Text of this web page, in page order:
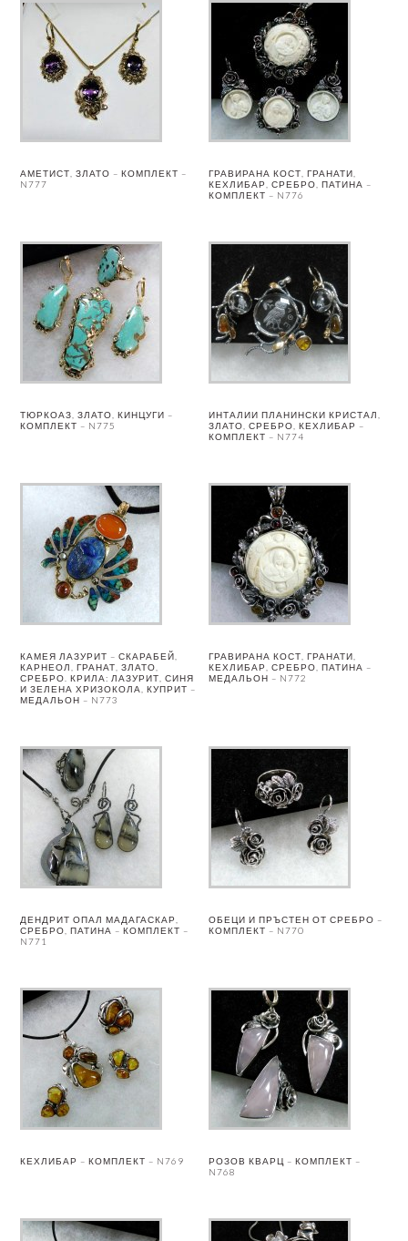
АМЕТИСТ, ЗЛАТО – КОМПЛЕКТ –
N777
ГРАВИРАНА КОСТ, ГРАНАТИ,
КЕХЛИБАР, СРЕБРО, ПАТИНА –
КОМПЛЕКТ – N776
ТЮРКОАЗ, ЗЛАТО, КИНЦУГИ –
КОМПЛЕКТ – N775
ИНТАЛИИ ПЛАНИНСКИ КРИСТАЛ,
ЗЛАТО, СРЕБРО, КЕХЛИБАР –
КОМПЛЕКТ – N774
КАМЕЯ ЛАЗУРИТ – СКАРАБЕЙ,
КАРНЕОЛ, ГРАНАТ, ЗЛАТО,
СРЕБРО. КРИЛА: ЛАЗУРИТ, СИНЯ
И ЗЕЛЕНА ХРИЗОКОЛА, КУПРИТ –
МЕДАЛЬОН – N773
ГРАВИРАНА КОСТ, ГРАНАТИ,
КЕХЛИБАР, СРЕБРО, ПАТИНА –
МЕДАЛЬОН – N772
ДЕНДРИТ ОПАЛ МАДАГАСКАР,
СРЕБРО, ПАТИНА – КОМПЛЕКТ –
N771
ОБЕЦИ И ПРЪСТЕН ОТ СРЕБРО –
КОМПЛЕКТ – N770
КЕХЛИБАР – КОМПЛЕКТ – N769
РОЗОВ КВАРЦ – КОМПЛЕКТ –
N768